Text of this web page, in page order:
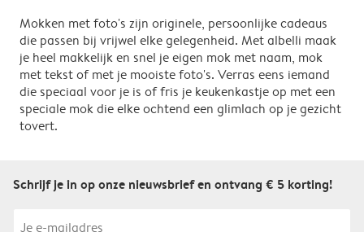
Mokken met foto's zijn originele, persoonlijke cadeaus
die passen bij vrijwel elke gelegenheid. Met albelli maak
je heel makkelijk en snel je eigen mok met naam, mok
met tekst of met je mooiste foto's. Verras eens iemand
die speciaal voor je is of fris je keukenkastje op met een
speciale mok die elke ochtend een glimlach op je gezicht
tovert.
Schrijf je in op onze nieuwsbrief en ontvang € 5 korting!